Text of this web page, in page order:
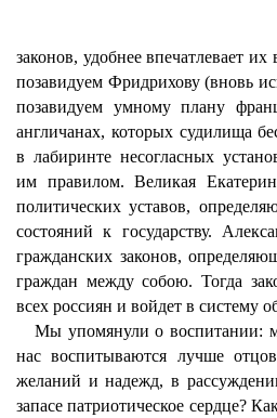
законов, удобнее впечатлевает
позавидуем Фридрихову (вновь
позавидуем умному плану
англичанах, которых судилища
в лабиринте несогласных
им правилом. Великая
политических уставов,
состояний к государству.
гражданских законов,
граждан между собою. Тогда
всех россиян и войдет в систему
Мы упомянули о воспитании:
нас воспитываются лучше
желаний и надежд, в
запасе патриотическое сердце?